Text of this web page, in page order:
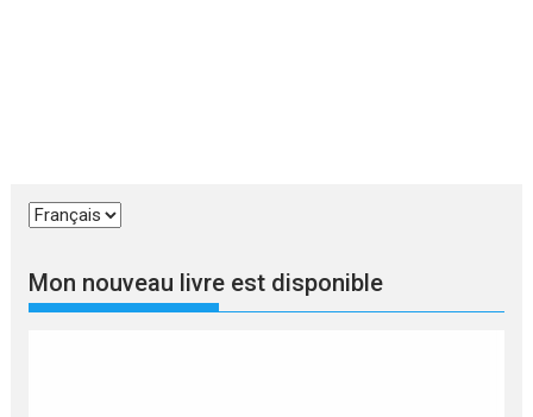
Choisir
langue
Mon nouveau livre est disponible